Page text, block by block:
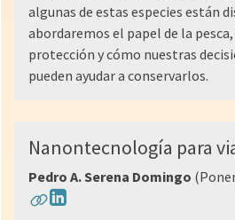
algunas de estas especies están
abordaremos el papel de la
protección y cómo nuestras
pueden ayudar a conservarlos.
Nanontecnología para
Pedro A. Serena Domingo